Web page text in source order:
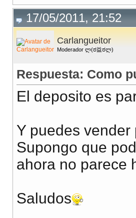
17/05/2011, 21:52
Carlangueitor
Moderador ლ(ಠ益ಠლ)
Respuesta: Como
El deposito es
Y puedes
Supongo que
ahora no parece
Saludos